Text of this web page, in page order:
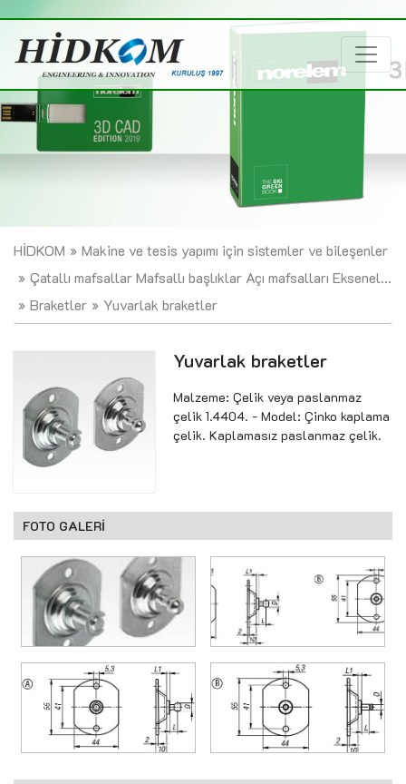
HİDKOM
Makine ve tesis yapımı için sistemler ve bileşenler
Çatallı mafsallar Mafsallı başlıklar Açı mafsalları Eksenel...
Braketler
Yuvarlak braketler
Yuvarlak braketler
Malzeme: Çelik veya paslanmaz
çelik 1.4404. - Model: Çinko kaplama
çelik. Kaplamasız paslanmaz çelik.
FOTO GALERİ